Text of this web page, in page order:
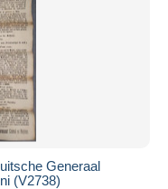
Generaal
(V2738)